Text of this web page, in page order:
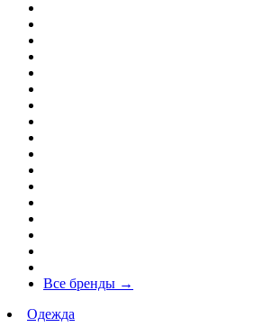
Все бренды →
Одежда